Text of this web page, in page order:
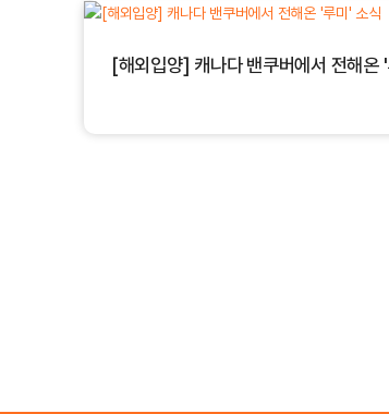
[해외입양] 캐나다 밴쿠버에서 전해온